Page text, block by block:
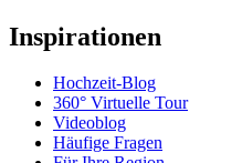
Inspirationen
Hochzeit-Blog
360° Virtuelle Tour
Videoblog
Häufige Fragen